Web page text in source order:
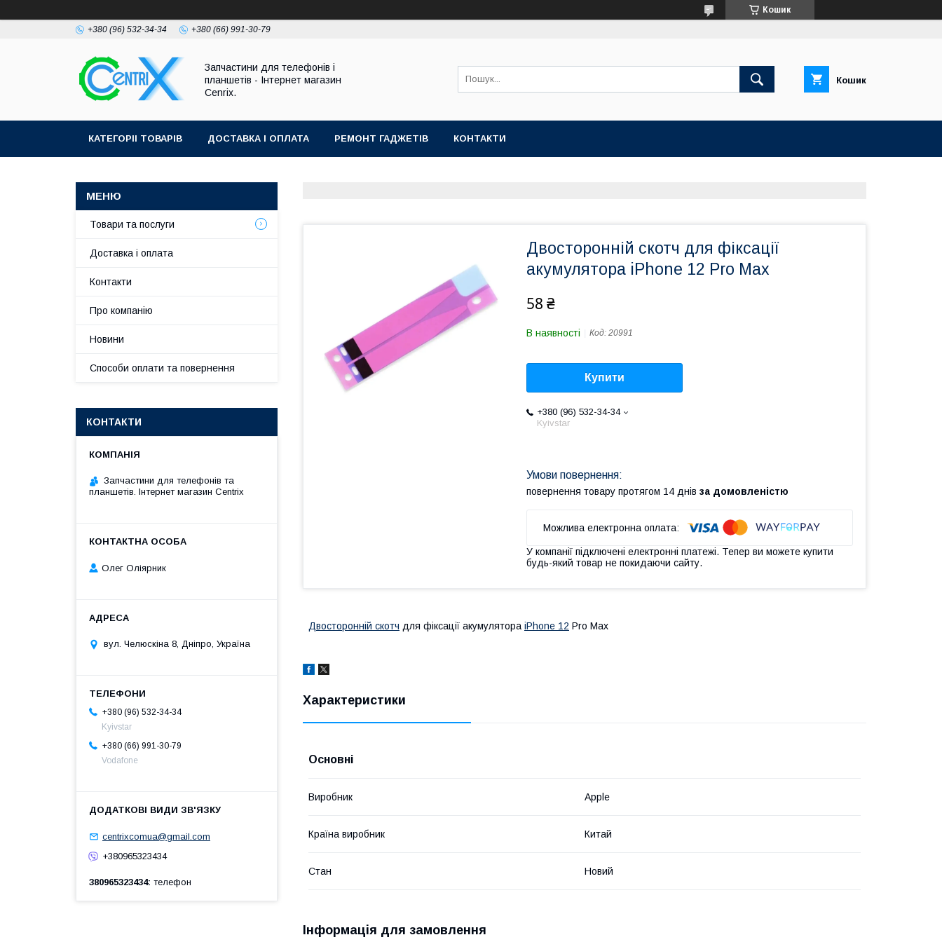
Кошик
+380 (96) 532-34-34 +380 (66) 991-30-79
Запчастини для телефонів і
планшетів - Інтернет магазин
Cenrix.
Кошик
КАТЕГОРІІ ТОВАРІВ ДОСТАВКА І ОПЛАТА РЕМОНТ ГАДЖЕТІВ КОНТАКТИ
Двосторонній скотч для фіксації
акумулятора iPhone 12 Pro Max
58 ₴
В наявності Код: 20991
Купити
+380 (96) 532-34-34
Kyivstar
повернення товару протягом 14 днів за домовленістю
У компанії підключені електронні платежі. Тепер ви можете купити
будь-який товар не покидаючи сайту.
Двосторонній скотч для фіксації акумулятора iPhone 12 Pro Max
Характеристики
Основні
Виробник Apple
Країна виробник Китай
Стан Новий
Інформація для замовлення
Товари та послуги
Доставка і оплата
Контакти
Про компанію
Новини
Способи оплати та повернення
КОНТАКТИ
Запчастини для телефонів та
планшетів. Інтернет магазин Centrix
Олег Оліярник
вул. Челюскіна 8, Дніпро, Україна
+380 (96) 532-34-34
Kyivstar
+380 (66) 991-30-79
Vodafone
centrixcomua@gmail.com
+380965323434
380965323434 телефон